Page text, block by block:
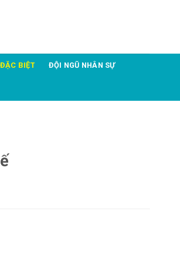
BIỆT ĐỘI NGŨ NHÂN SỰ